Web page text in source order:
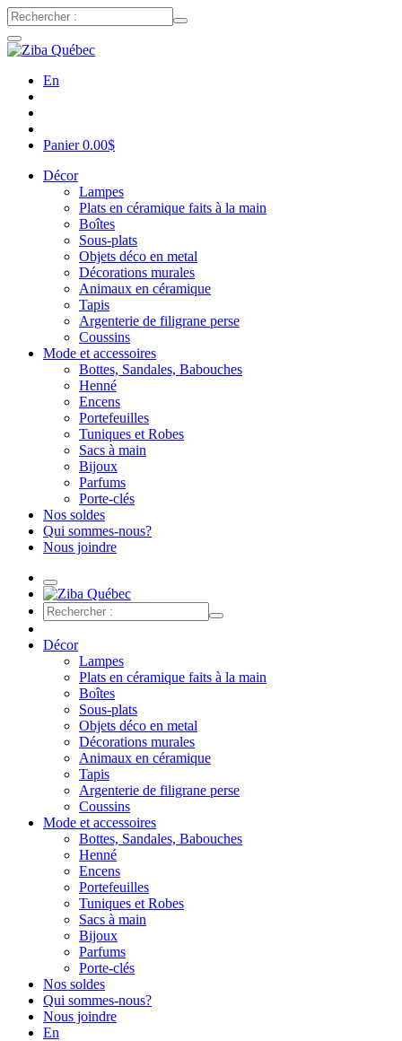
En
Panier0.00$
Décor
Lampes
Plats en céramique faits à la main
Boîtes
Sous-plats
Objets déco en metal
Décorations murales
Animaux en céramique
Tapis
Argenterie de filigrane perse
Coussins
Mode et accessoires
Bottes, Sandales, Babouches
Henné
Encens
Portefeuilles
Tuniques et Robes
Sacs à main
Bijoux
Parfums
Porte-clés
Nos soldes
Qui sommes-nous?
Nous joindre
Décor
Lampes
Plats en céramique faits à la main
Boîtes
Sous-plats
Objets déco en metal
Décorations murales
Animaux en céramique
Tapis
Argenterie de filigrane perse
Coussins
Mode et accessoires
Bottes, Sandales, Babouches
Henné
Encens
Portefeuilles
Tuniques et Robes
Sacs à main
Bijoux
Parfums
Porte-clés
Nos soldes
Qui sommes-nous?
Nous joindre
En